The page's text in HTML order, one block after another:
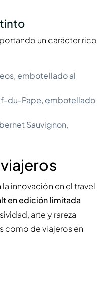
un carácter rico
embotellado al
du-Pape, embotellado
Sauvignon,
innovación en el travel
en edición limitada
arte y rareza
como de viajeros en